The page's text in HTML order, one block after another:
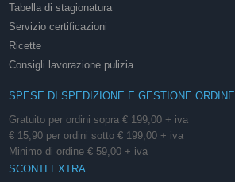
Tabella di stagionatura
Servizio certificazioni
Ricette
Consigli lavorazione pulizia
SPESE DI SPEDIZIONE E GESTIONE ORDINE
Gratuito per ordini sopra € 199,00 + iva
€ 15,90 per ordini sotto € 199,00 + iva
Minimo di ordine € 59,00 + iva
SCONTI EXTRA